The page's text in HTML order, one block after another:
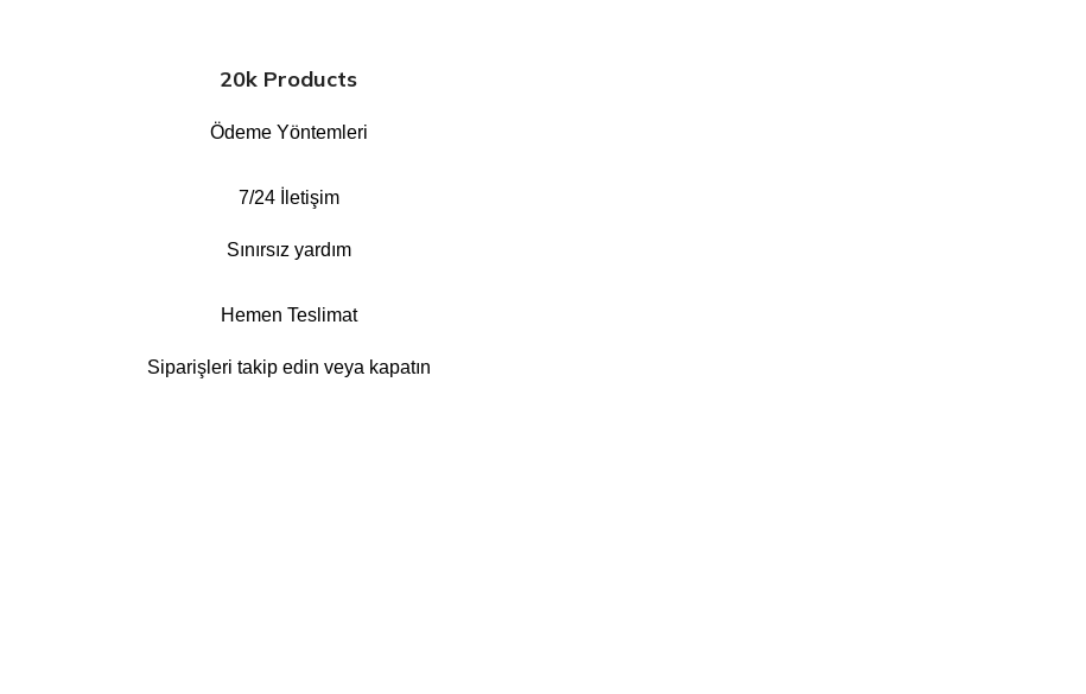
20k Products
Ödeme Yöntemleri
7/24 İletişim
Sınırsız yardım
Hemen Teslimat
Siparişleri takip edin veya kapatın